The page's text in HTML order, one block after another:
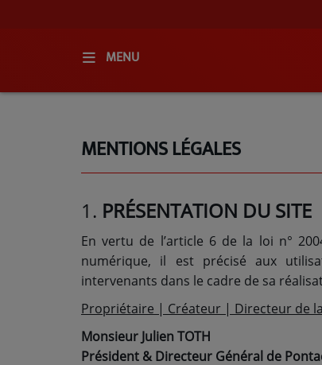
MENU
GRILLE DES PROGRAMMES
C'ÉTAIT QUOI CE TITRE ?
PODCASTS - SAISON 2026/2027
MENTIONS LÉGALES
1. PRÉSENTATION DU SITE
En vertu de l’article 6 de la loi n°
numérique, il est précisé aux
intervenants dans le cadre de sa
Propriétaire | Créateur | Directeur de
Monsieur Julien TOTH
Président & Directeur Général de